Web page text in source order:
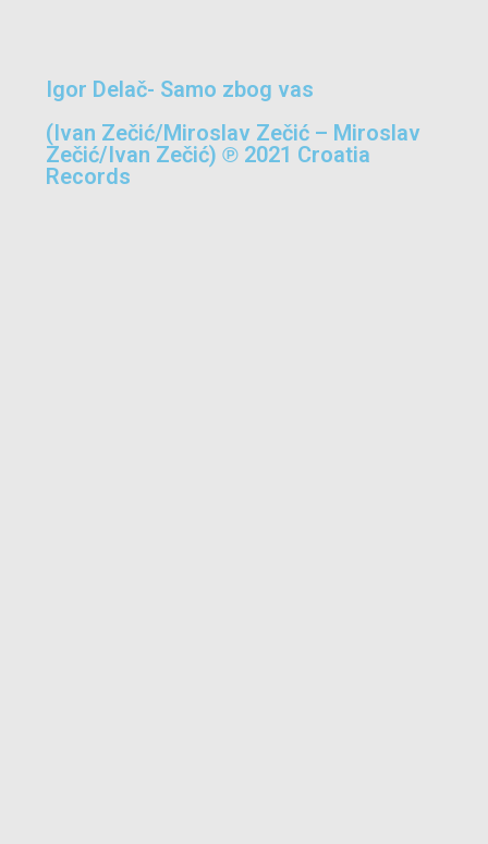
Igor Delač- Samo zbog vas
(Ivan Zečić/Miroslav Zečić – Miroslav
Zečić/Ivan Zečić) ℗ 2021 Croatia
Records